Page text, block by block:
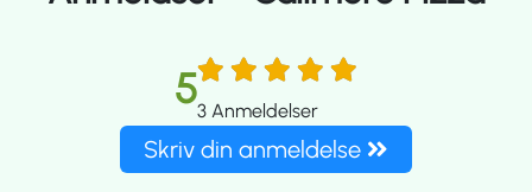
53 Anmeldelser
Skriv din anmeldelse